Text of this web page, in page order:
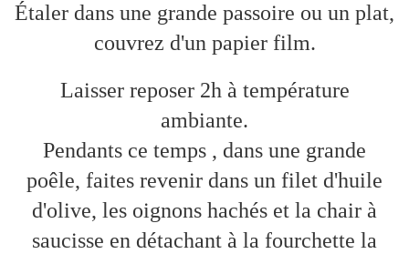
Étaler dans une grande passoire ou un plat,
couvrez d'un papier film.
Laisser reposer 2h à température
ambiante.
Pendants ce temps , dans une grande
poêle, faites revenir dans un filet d'huile
d'olive, les oignons hachés et la chair à
saucisse en détachant à la fourchette la